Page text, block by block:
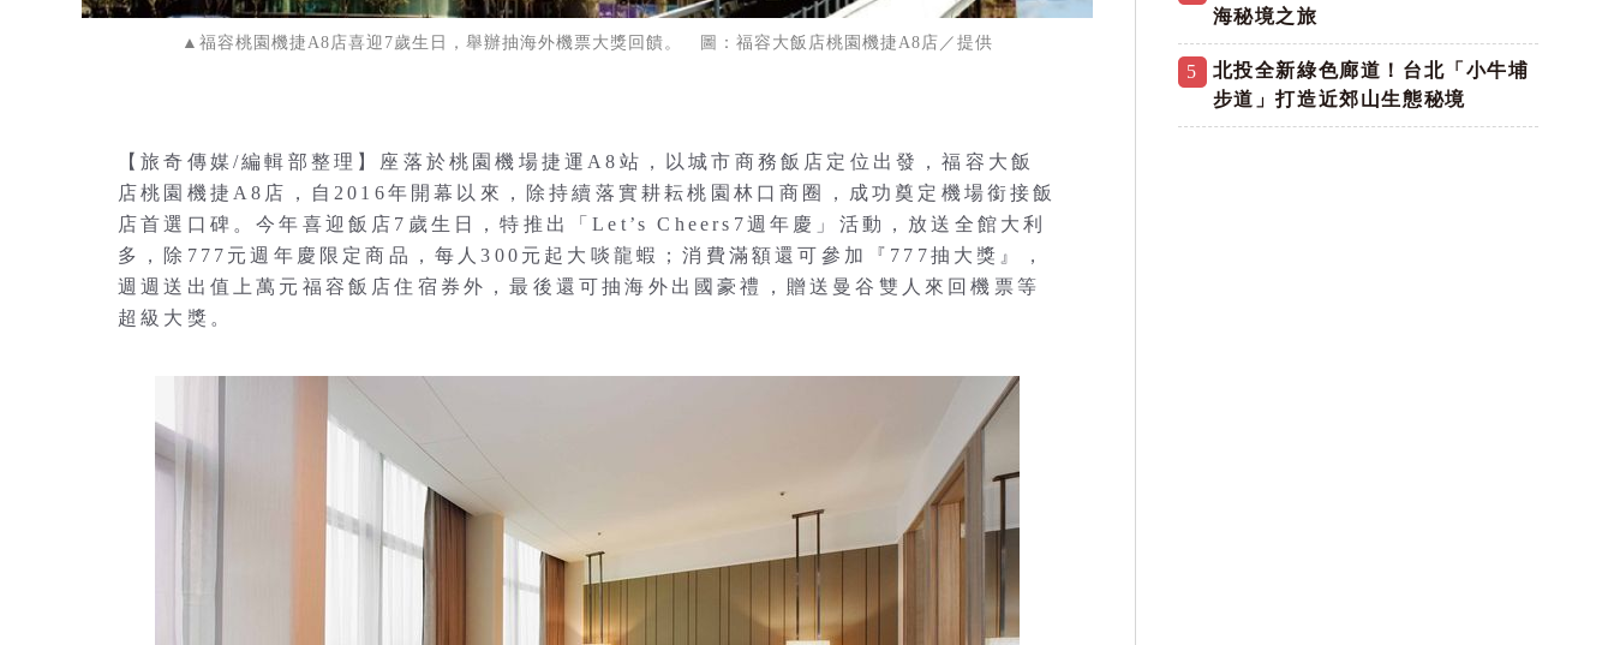
▲福容桃園機捷A8店喜迎7歲生日，舉辦抽海外機票大獎回饋。 圖：福容大飯店桃園機捷A8店／提供
【旅奇傳媒/編輯部整理】座落於桃園機場捷運A8站，以城市商務飯店定位出發，福容大飯
店桃園機捷A8店，自2016年開幕以來，除持續落實耕耘桃園林口商圈，成功奠定機場銜接飯
店首選口碑。今年喜迎飯店7歲生日，特推出「Let’s Cheers7週年慶」活動，放送全館大利
多，除777元週年慶限定商品，每人300元起大啖龍蝦；消費滿額還可參加『777抽大獎』，
週週送出值上萬元福容飯店住宿券外，最後還可抽海外出國豪禮，贈送曼谷雙人來回機票等
超級大獎。
海秘境之旅
5
北投全新綠色廊道！台北「小牛埔
步道」打造近郊山生態秘境